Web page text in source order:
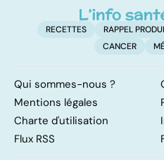
RECETTES RAPPEL
CANCER
Qui sommes-nous ?
Mentions légales
Charte d'utilisation
Flux RSS